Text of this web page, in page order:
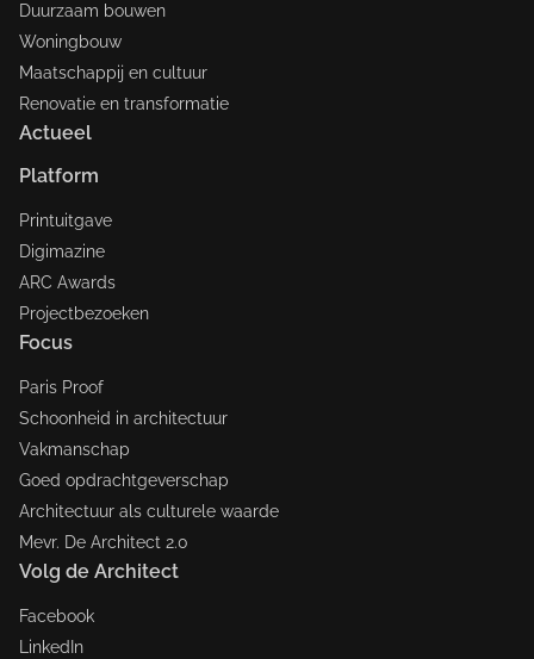
Duurzaam bouwen
Woningbouw
Maatschappij en cultuur
Renovatie en transformatie
Actueel
Platform
Printuitgave
Digimazine
ARC Awards
Projectbezoeken
Focus
Paris Proof
Schoonheid in architectuur
Vakmanschap
Goed opdrachtgeverschap
Architectuur als culturele waarde
Mevr. De Architect 2.0
Volg de Architect
Facebook
LinkedIn